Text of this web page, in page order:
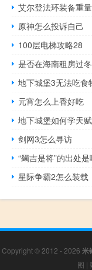
艾尔登法环装备重
原神怎么投诉自己
100层电梯攻略28
是否在海南租房过
地下城堡3无法吃食
元宵怎么上香好吃
地下城堡如何学天赋
剑网3怎么寻访
“蠲吉是将”的出处是
星际争霸2怎么装载
Copyright © 2012 - 2026 米
图 |